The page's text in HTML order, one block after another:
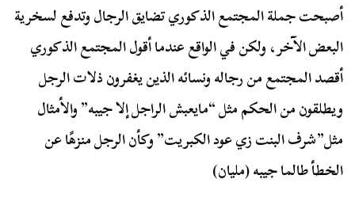
أصبحت جملة المجتمع الذكوري تضايق الرجال وتدفع لسخرية
البعض الآخر، ولكن في الواقع عندما أقول المجتمع الذكوري
أقصد المجتمع من رجاله ونسائه الذين يغفرون ذلات الرجل
ويطلقون من الحكم مثل “مايعبش الراجل إلا جيبه” والأمثال
مثل”شرف البنت زي عود الكبريت” وكأن الرجل منزهًا عن
الخطأ طالما جيبه (مليان)